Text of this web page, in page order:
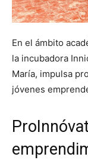
En el ámbito
la incubadora
María, impulsa
jóvenes